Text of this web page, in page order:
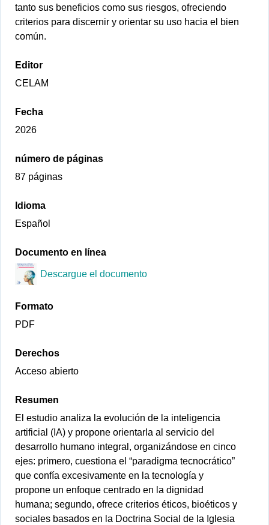
tanto sus beneficios como sus riesgos, ofreciendo
criterios para discernir y orientar su uso hacia el bien
común.
Editor
CELAM
Fecha
2026
número de páginas
87 páginas
Idioma
Español
Documento en línea
Descargue el documento
Formato
PDF
Derechos
Acceso abierto
Resumen
El estudio analiza la evolución de la inteligencia
artificial (IA) y propone orientarla al servicio del
desarrollo humano integral, organizándose en cinco
ejes: primero, cuestiona el “paradigma tecnocrático”
que confía excesivamente en la tecnología y
propone un enfoque centrado en la dignidad
humana; segundo, ofrece criterios éticos, bioéticos y
sociales basados en la Doctrina Social de la Iglesia